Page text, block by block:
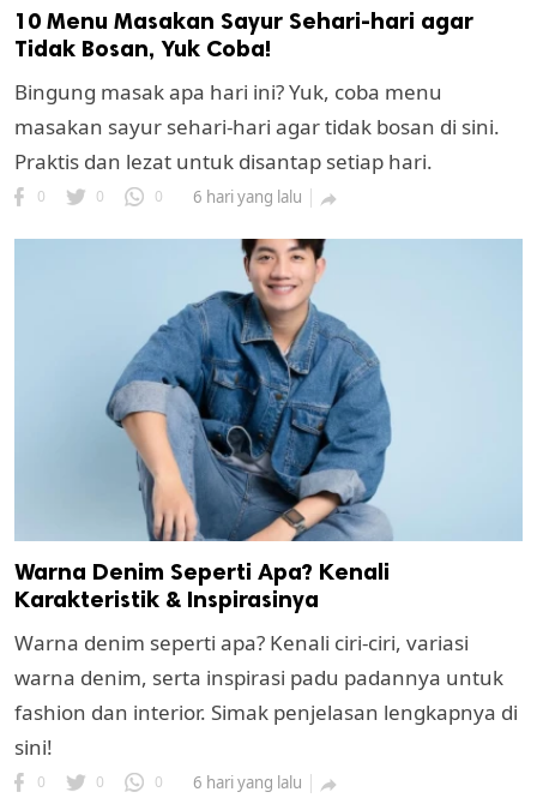
10 Menu Masakan Sayur Sehari-hari agar
Tidak Bosan, Yuk Coba!
Bingung masak apa hari ini? Yuk, coba menu
masakan sayur sehari-hari agar tidak bosan di sini.
Praktis dan lezat untuk disantap setiap hari.
0 0 0 6 hari yang lalu 
Warna Denim Seperti Apa? Kenali
Karakteristik & Inspirasinya
Warna denim seperti apa? Kenali ciri-ciri, variasi
warna denim, serta inspirasi padu padannya untuk
fashion dan interior. Simak penjelasan lengkapnya di
sini!
0 0 0 6 hari yang lalu 